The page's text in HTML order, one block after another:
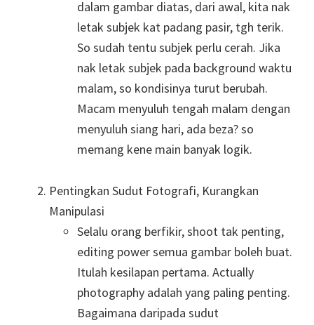
dalam gambar diatas, dari awal, kita nak
letak subjek kat padang pasir, tgh terik.
So sudah tentu subjek perlu cerah. Jika
nak letak subjek pada background waktu
malam, so kondisinya turut berubah.
Macam menyuluh tengah malam dengan
menyuluh siang hari, ada beza? so
memang kene main banyak logik.
Pentingkan Sudut Fotografi, Kurangkan
Manipulasi
Selalu orang berfikir, shoot tak penting,
editing power semua gambar boleh buat.
Itulah kesilapan pertama. Actually
photography adalah yang paling penting.
Bagaimana daripada sudut